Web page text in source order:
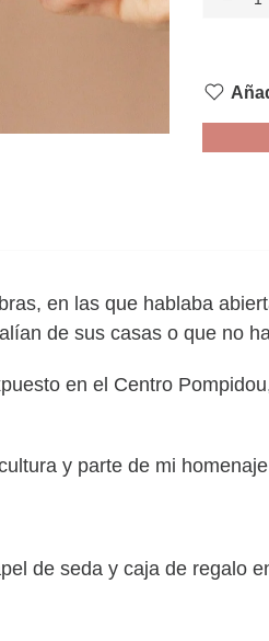
en las que hablaba
de sus casas o que no
en el Centro
y parte de mi
de seda y caja de regalo